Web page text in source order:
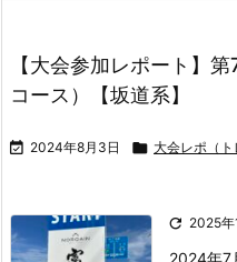
【大会参加レポート】
コース）【坂道系】
 2024年8月3日  大会レポ（ト
 2025年
2024年7